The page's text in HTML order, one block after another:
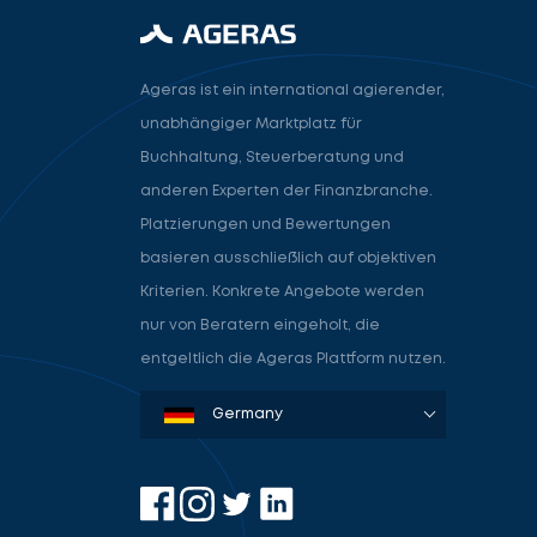
Ageras ist ein international agierender,
unabhängiger Marktplatz für
Buchhaltung, Steuerberatung und
anderen Experten der Finanzbranche.
Platzierungen und Bewertungen
basieren ausschließlich auf objektiven
Kriterien. Konkrete Angebote werden
nur von Beratern eingeholt, die
entgeltlich die Ageras Plattform nutzen.
Denmark
Sweden
Norway
Netherlands
Germany
USA